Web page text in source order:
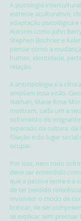
A psicologia
estresse aculturativo,
adaptação psicológica e
Autores como John
Stephen Bochner e
pensar como a
humor, identidade,
relação.
A antropologia e a
ampliam essa visão.
Nathan, Marie Rose
mostram, cada um a
sofrimento do
separado da cultura, da
filiação e do lugar social
ocupar.
Por isso, nem todo
deve ser entendido
que a pessoa sente é a
de ter perdido
invisíveis: o modo de
brincar, de ser
se explicar sem